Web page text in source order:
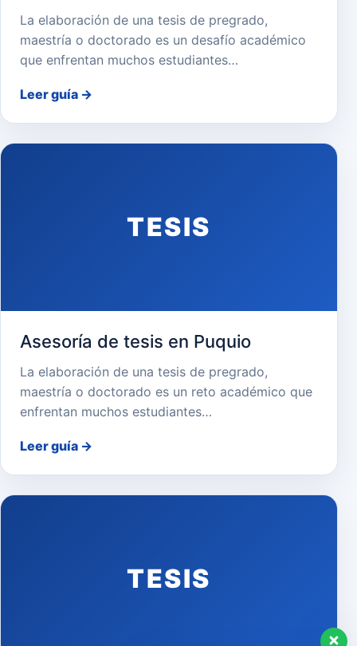
La elaboración de una tesis de pregrado,
maestría o doctorado es un desafío académico
que enfrentan muchos estudiantes…
Leer guía →
TESIS
Asesoría de tesis en Puquio
La elaboración de una tesis de pregrado,
maestría o doctorado es un reto académico que
enfrentan muchos estudiantes…
Leer guía →
TESIS